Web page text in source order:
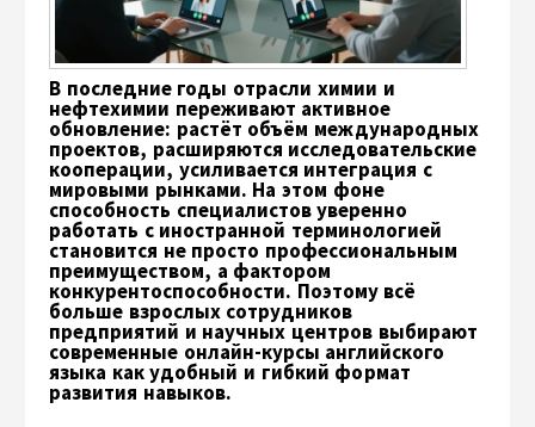
В последние годы отрасли химии и
нефтехимии переживают активное
обновление: растёт объём международных
проектов, расширяются исследовательские
кооперации, усиливается интеграция с
мировыми рынками. На этом фоне
способность специалистов уверенно
работать с иностранной терминологией
становится не просто профессиональным
преимуществом, а фактором
конкурентоспособности. Поэтому всё
больше взрослых сотрудников
предприятий и научных центров выбирают
современные онлайн-курсы английского
языка как удобный и гибкий формат
развития навыков.